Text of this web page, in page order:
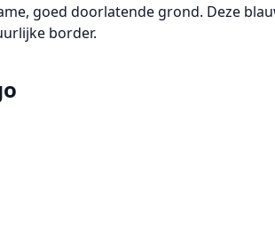
goed doorlatende grond. Deze
border.